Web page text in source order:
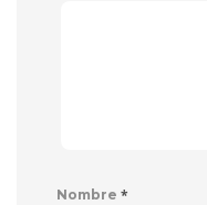
Nombre *